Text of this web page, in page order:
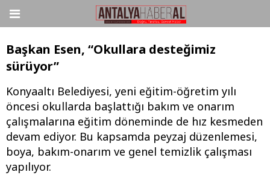
Başkan Esen, “Okullara desteğimiz
sürüyor”
Konyaaltı Belediyesi, yeni eğitim-öğretim yılı
öncesi okullarda başlattığı bakım ve onarım
çalışmalarına eğitim döneminde de hız kesmeden
devam ediyor. Bu kapsamda peyzaj düzenlemesi,
boya, bakım-onarım ve genel temizlik çalışması
yapılıyor.